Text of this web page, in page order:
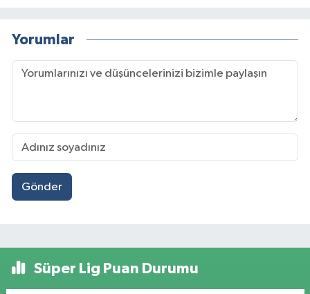
Yorumlar
Gönder
Süper Lig Puan Durumu